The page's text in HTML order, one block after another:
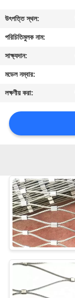
যোগাযোগ
করুন
খবর
উদ্ধৃতির
জন্য
সাইট
ম্যাপ
PRIVACY
POLICY
উৎপত্তি স্থল:
পরিচিতিমুলক নাম:
সাক্ষ্যদান:
মডেল নম্বার:
লক্ষণীয় করা: